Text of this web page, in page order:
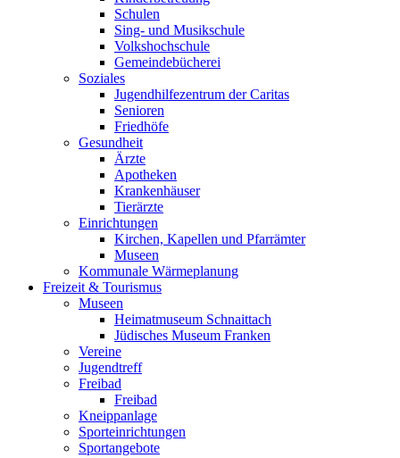
Schulen
Sing- und Musikschule
Volkshochschule
Gemeindebücherei
Soziales
Jugendhilfezentrum der Caritas
Senioren
Friedhöfe
Gesundheit
Ärzte
Apotheken
Krankenhäuser
Tierärzte
Einrichtungen
Kirchen, Kapellen und Pfarrämter
Museen
Kommunale Wärmeplanung
Freizeit & Tourismus
Museen
Heimatmuseum Schnaittach
Jüdisches Museum Franken
Vereine
Jugendtreff
Freibad
Freibad
Kneippanlage
Sporteinrichtungen
Sportangebote